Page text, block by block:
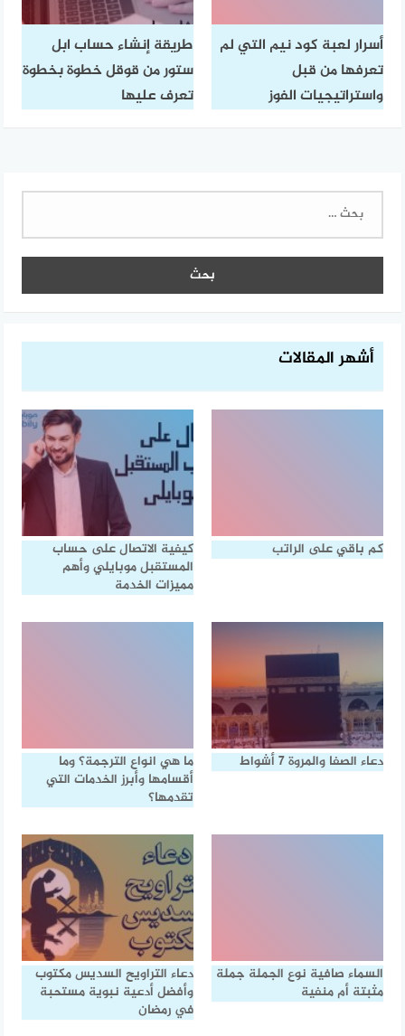
أسرار لعبة كود نيم التي لم
تعرفها من قبل
واستراتيجيات الفوز
طريقة إنشاء حساب ابل
ستور من قوقل خطوة بخطوة
تعرف عليها
البحث
أشهر المقالات
كم باقي على الراتب
كيفية الاتصال على حساب
المستقبل موبايلي وأهم
مميزات الخدمة
دعاء الصفا والمروة ٧ أشواط
ما هي انواع الترجمة؟ وما
أقسامها وأبرز الخدمات التي
تقدمها؟
السماء صافية نوع الجملة جملة
مثبتة أم منفية
دعاء التراويح السديس مكتوب
وأفضل أدعية نبوية مستحبة
في رمضان